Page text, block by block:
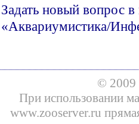
Задать новый вопрос в
«Аквариумистика/
© 2009
При использовании
www.zooserver.ru